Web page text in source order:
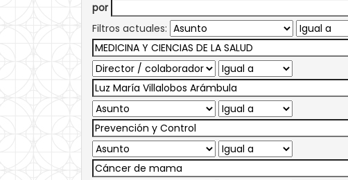
por
Filtros actuales: